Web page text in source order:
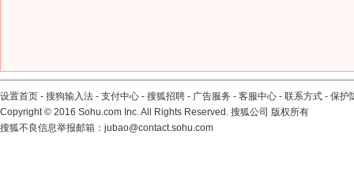
设置首页 - 搜狗输入法 - 支付中心 - 搜狐招聘 - 广告服务 - 客服中心 - 联系方式 - 保护
Copyright© 2016 Sohu.com Inc. All Rights Reserved. 搜狐公司 版权所有
搜狐不良信息举报邮箱： jubao@contact.sohu.com